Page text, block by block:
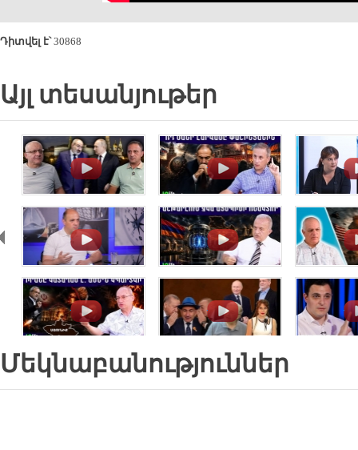
Դիտվել է՝30868
Այլ տեսանյութեր
. . .
. . .
. . .
Մեկնաբանություններ